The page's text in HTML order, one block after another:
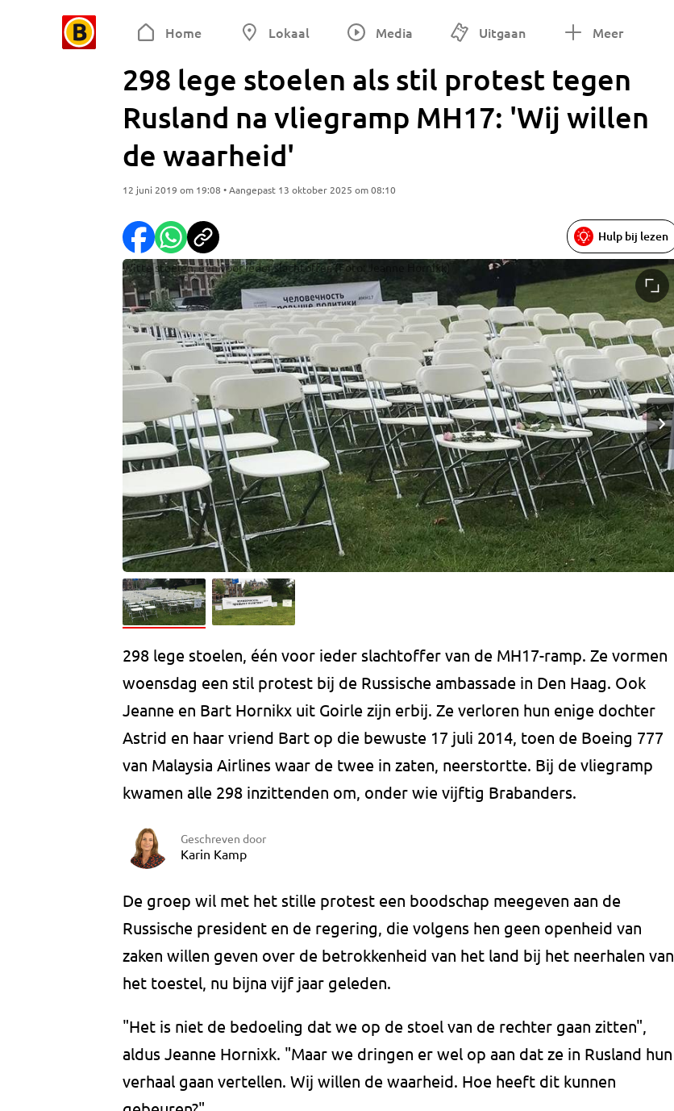
Home Lokaal Media Uitgaan Meer
298 lege stoelen als stil protest tegen
Rusland na vliegramp MH17: 'Wij willen
de waarheid'
12 juni 2019 om 19:08 • Aangepast 13 oktober 2025 om 08:10
Witte stoelen, één voor ieder slachtoffer. (Foto: Jeanne Hornixk)
Hulp bij lezen
298 lege stoelen, één voor ieder slachtoffer van de MH17-ramp. Ze vormen
woensdag een stil protest bij de Russische ambassade in Den Haag. Ook
Jeanne en Bart Hornikx uit Goirle zijn erbij. Ze verloren hun enige dochter
Astrid en haar vriend Bart op die bewuste 17 juli 2014, toen de Boeing 777
van Malaysia Airlines waar de twee in zaten, neerstortte. Bij de vliegramp
kwamen alle 298 inzittenden om, onder wie vijftig Brabanders.
Geschreven door
Karin Kamp
De groep wil met het stille protest een boodschap meegeven aan de
Russische president en de regering, die volgens hen geen openheid van
zaken willen geven over de betrokkenheid van het land bij het neerhalen van
het toestel, nu bijna vijf jaar geleden.
"Het is niet de bedoeling dat we op de stoel van de rechter gaan zitten",
aldus Jeanne Hornixk. "Maar we dringen er wel op aan dat ze in Rusland hun
verhaal gaan vertellen. Wij willen de waarheid. Hoe heeft dit kunnen